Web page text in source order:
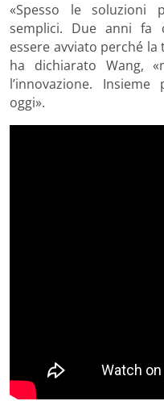
«Spesso le soluzioni
semplici. Due anni fa
essere avviato perché
ha dichiarato Wang,
l’innovazione.
oggi».